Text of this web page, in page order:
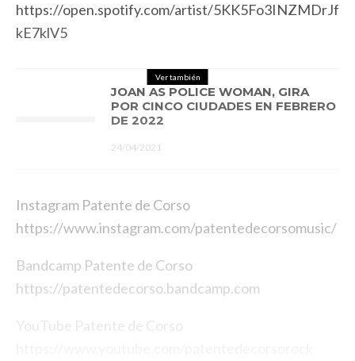
https://open.spotify.com/artist/5KK5Fo3INZMDrJf
kE7klV5
Ver también
JOAN AS POLICE WOMAN, GIRA
POR CINCO CIUDADES EN FEBRERO
DE 2022
24/04/2021
Instagram Patente de Corso
https://www.instagram.com/patentedecorsomusic/
Bandcamp Patente de Corso
https://patentedecorso.bandcamp.com
YouTube Patente de Corso